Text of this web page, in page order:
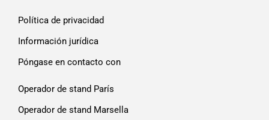
Política de privacidad
Información jurídica
Póngase en contacto con
Operador de stand París
Operador de stand Marsella